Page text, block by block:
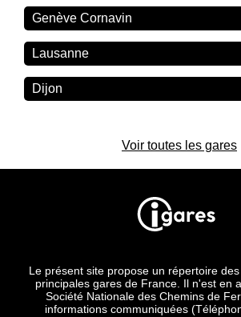
Genève Cornavin
Lausanne
Dijon
Voir toutes les gares
Le présent site propose un répertoire
principales gares de France. Il n'est en
Société Nationale des Chemins de
informations communiquées